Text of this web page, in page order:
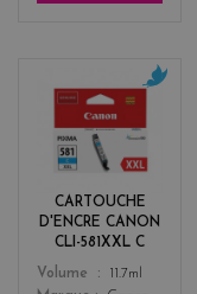
CARTOUCHE
D'ENCRE CANON
CLI-581XXL C
Color
y
n
Volume
11.7ml